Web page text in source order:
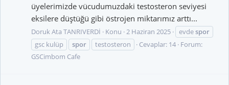
üyelerimizde vücudumuzdaki testosteron seviyesi
eksilere düştüğü gibi östrojen miktarımız arttı...
Doruk Ata TANRIVERDİ Konu 2 Haziran 2025 evdespor
gsc kulüp
spor testosteron Cevaplar: 14 Forum:
GSCimbom Cafe